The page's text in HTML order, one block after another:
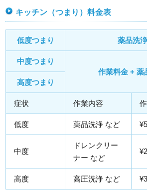
キッチン（つまり）料金表
低度つまり 薬品洗
中度つまり
作業料金 + 薬
高度つまり
症状 作業内容
低度 薬品洗浄 など
中度
ドレンクリー
ナー など
高度 高圧洗浄 など